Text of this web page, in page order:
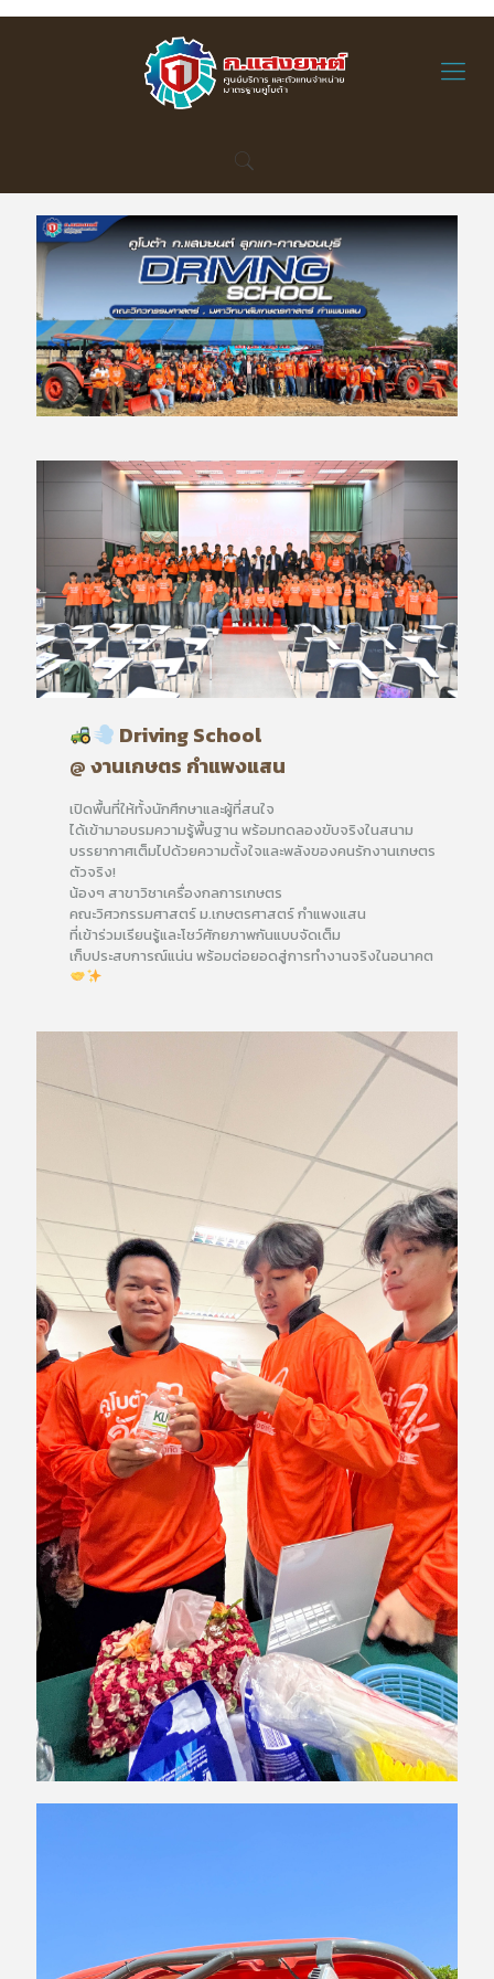
Driving School
@ งานเกษตร กำแพงแสน
เปิดพื้นที่ให้ทั้งนักศึกษาและผู้ที่สนใจ
ได้เข้ามาอบรมความรู้พื้นฐาน พร้อมทดลองขับจริงในสนาม
บรรยากาศเต็มไปด้วยความตั้งใจและพลังของคนรักงานเกษตร
ตัวจริง!
น้องๆ สาขาวิชาเครื่องกลการเกษตร
คณะวิศวกรรมศาสตร์ ม.เกษตรศาสตร์ กำแพงแสน
ที่เข้าร่วมเรียนรู้และโชว์ศักยภาพกันแบบจัดเต็ม
เก็บประสบการณ์แน่น พร้อมต่อยอดสู่การทำงานจริงในอนาคต